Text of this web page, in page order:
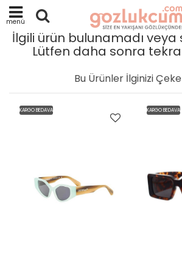
menü
İlgili ürün bulunamadı veya
Lütfen daha sonra
Bu Ürünler İlginizi
KARGO BEDAVA KARGO BEDAVA